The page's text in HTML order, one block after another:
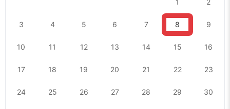
1 2
3 4 5 6 7 8 9
10 11 12 13 14 15 16
17 18 19 20 21 22 23
24 25 26 27 28 29 30